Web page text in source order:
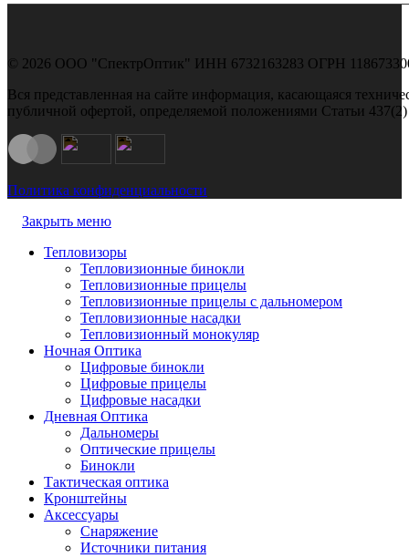
© 2026 ООО "СпектрОптик" ИНН 6732163283 ОГРН
Вся представленная на сайте информация, касающаяся
публичной офертой, определяемой положениями Статьи
Политика конфиденциальности
Закрыть меню
Тепловизоры
Тепловизионные бинокли
Тепловизионные прицелы
Тепловизионные прицелы с дальномером
Тепловизионные насадки
Тепловизионный монокуляр
Ночная Оптика
Цифровые бинокли
Цифровые прицелы
Цифровые насадки
Дневная Оптика
Дальномеры
Оптические прицелы
Бинокли
Тактическая оптика
Кронштейны
Аксессуары
Снаряжение
Источники питания